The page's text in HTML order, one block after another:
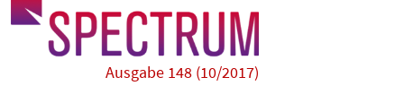
Ausgabe 148 (10/2017)